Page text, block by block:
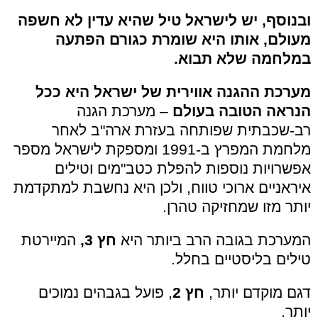
ובנוסף, יש לישראל טיל שהיא עדין לא חשפה
מעולם, אותו היא שומרת כגורם הפתעה
במלחמה שלא תבוא.
מערכת ההגנה אווירית של ישראל היא ככל
הנראה הטובה בעולם – מערכת הגנה
רב-שכבתית שפותחה בעזרת ארה"ב לאחר
מלחמת המפרץ ב-1991 ומספקת לישראל מספר
אפשרויות נוספות להפלת כטב"מים וטילים
איראניים ארוכי טווח, ולכן היא נחשבת למתקדמת
יותר מזו שמחזיקה טהרן.
המערכת בגובה הרב ביותר היא חץ 3,
המיירטת
טילים בליסטיים בחלל.
דגם מוקדם יותר, חץ 2
, פועל בגבהים נמוכים
יותר.